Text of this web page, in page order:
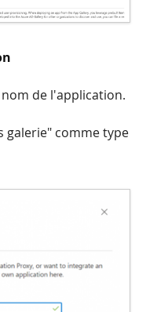
de l'application.
galerie" comme type